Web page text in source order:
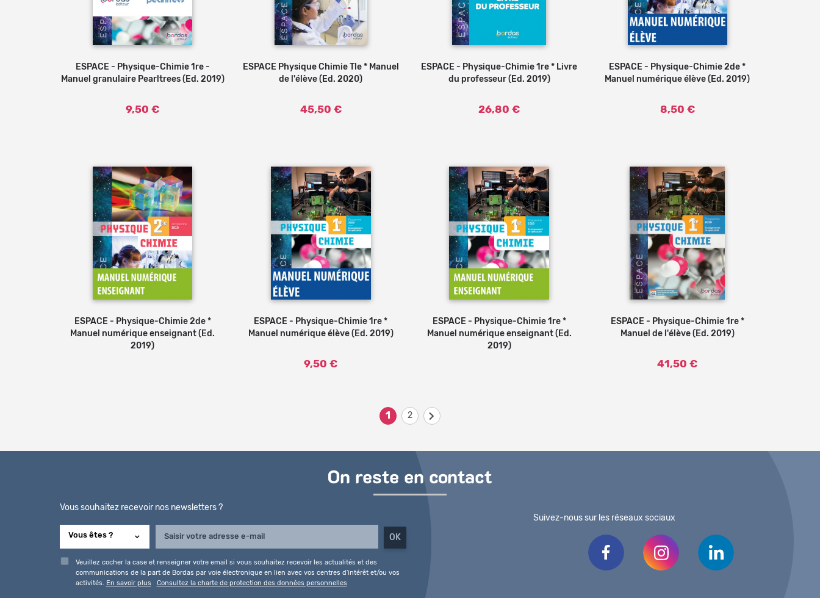
ESPACE - Physique-Chimie 1re -
Manuel granulaire Pearltrees (Ed. 2019)
9,50 €
Ajouter au panier
ESPACE Physique Chimie Tle * Manuel
de l'élève (Ed. 2020)
45,50 €
Ajouter au panier
ESPACE - Physique-Chimie 1re * Livre
du professeur (Ed. 2019)
26,80 €
Ajouter au panier
ESPACE - Physique-Chimie 2de *
Manuel numérique élève (Ed. 2019)
8,50 €
ESPACE - Physique-Chimie 2de *
Manuel numérique enseignant (Ed.
2019)
Ajouter au panier
ESPACE - Physique-Chimie 1re *
Manuel numérique élève (Ed. 2019)
9,50 €
ESPACE - Physique-Chimie 1re *
Manuel numérique enseignant (Ed.
2019)
Ajouter au panier
ESPACE - Physique-Chimie 1re *
Manuel de l'élève (Ed. 2019)
41,50 €
1 2
On reste en contact
Vous souhaitez recevoir nos newsletters ?
Veuillez cocher la case et renseigner votre email si vous souhaitez recevoir les actualités et des
communications de la part de Bordas par voie électronique en lien avec vos centres d'intérêt et/ou vos
activités.
En savoir plus Consultez la charte de protection des données personnelles
Suivez-nous sur les réseaux sociaux